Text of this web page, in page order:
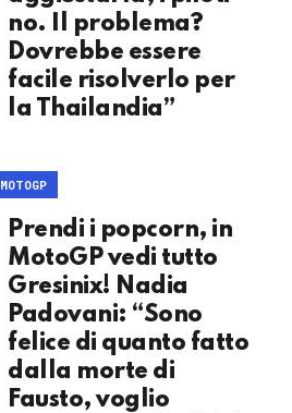
no. Il problema?
Dovrebbe essere
facile risolverlo per
la Thailandia”
MOTOGP
Prendi i popcorn, in
MotoGP vedi tutto
Gresinix! Nadia
Padovani: “Sono
felice di quanto fatto
dalla morte di
Fausto, voglio